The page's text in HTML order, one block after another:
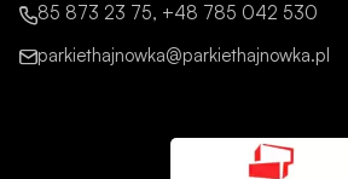
85 873 23 75, +48 785 042 530
parkiethajnowka@parkiethajnowka.pl